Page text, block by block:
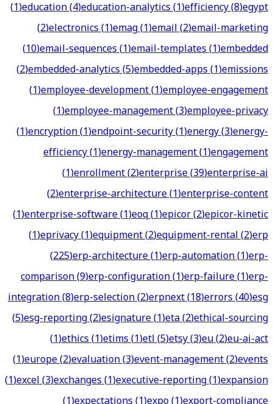
(1)education(4)education-analytics(1)efficiency(8)egypt
(2)electronics(1)emag(1)email(2)email-marketing
(10)email-sequences(1)email-templates(1)embedded
(2)embedded-analytics(5)embedded-apps(1)emissions
(1)employee-development(1)employee-engagement
(1)employee-management(3)employee-privacy
(1)encryption(1)endpoint-security(1)energy(3)energy-
efficiency(1)energy-management(1)engagement
(1)enrollment(2)enterprise(39)enterprise-ai
(2)enterprise-architecture(1)enterprise-content
(1)enterprise-software(1)eoq(1)epicor(2)epicor-kinetic
(1)eprivacy(1)equipment(2)equipment-rental(2)erp
(225)erp-architecture(1)erp-automation(1)erp-
comparison(9)erp-configuration(1)erp-failure(1)erp-
integration(8)erp-selection(2)erpnext(18)errors(40)esg
(5)esg-reporting(2)esignature(1)eta(2)ethical-sourcing
(1)ethics(1)etims(1)etl(5)etsy(3)eu(2)eu-ai-act
(1)europe(2)evaluation(3)event-management(2)events
(1)excel(3)exchanges(1)executive-reporting(1)expansion